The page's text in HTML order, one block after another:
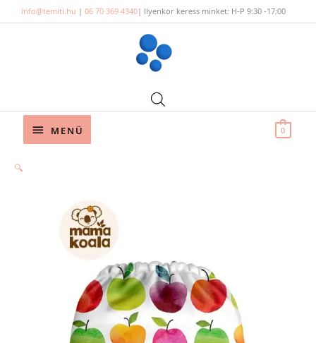
to
info@temiti.hu | 06 70 369 4340| Ilyenkor keress minket: H-P 9:30 -17:00
Below
MENÜ 0
🔍